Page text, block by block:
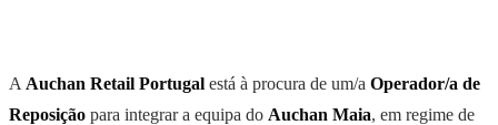
A Auchan Retail Portugal está à procura de um/a Operador/a de
Reposição para integrar a equipa do Auchan Maia, em regime de